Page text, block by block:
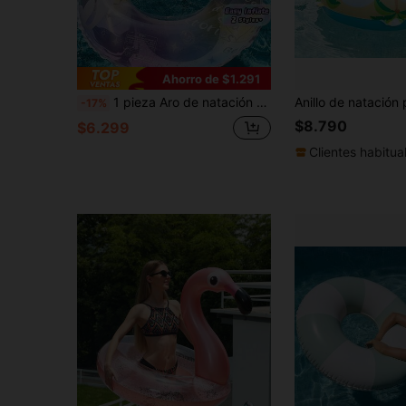
Ahorro de $1.291
-17% 1 pieza Aro de natación para debajo del brazo con diseño de sirena, aro de flotación transparente y grueso con brillo
$6.299 $8.790
Clientes